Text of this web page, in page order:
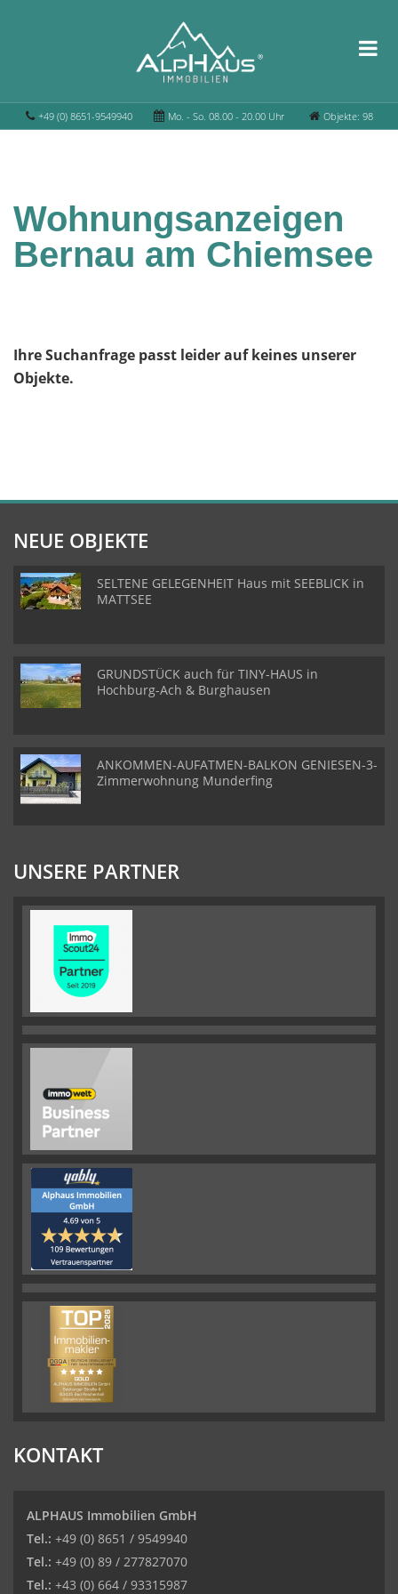
+49 (0) 8651-9549940 Mo. - So. 08.00 - 20.00 Uhr Objekte: 98
Wohnungsanzeigen
Bernau am Chiemsee
Ihre Suchanfrage passt leider auf keines unserer
Objekte.
NEUE OBJEKTE
SELTENE GELEGENHEIT Haus mit SEEBLICK in
MATTSEE
GRUNDSTÜCK auch für TINY-HAUS in
Hochburg-Ach & Burghausen
ANKOMMEN-AUFATMEN-BALKON GENIESEN-3-
Zimmerwohnung Munderfing
UNSERE PARTNER
KONTAKT
ALPHAUS Immobilien GmbH
Tel.: +49 (0) 8651 / 9549940
Tel.: +49 (0) 89 / 277827070
Tel.: +43 (0) 664 / 93315987